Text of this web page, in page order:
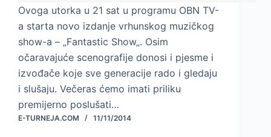
Ovoga utorka u 21 sat u programu OBN TV-
a starta novo izdanje vrhunskog muzičkog
show-a – „Fantastic Show„. Osim
očaravajuće scenografije donosi i pjesme i
izvođače koje sve generacije rado i gledaju
i slušaju. Večeras ćemo imati priliku
premijerno poslušati…
E-TURNEJA.COM 11/11/2014